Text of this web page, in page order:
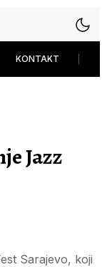
KONTAKT
Jazz
Sarajevo, koji